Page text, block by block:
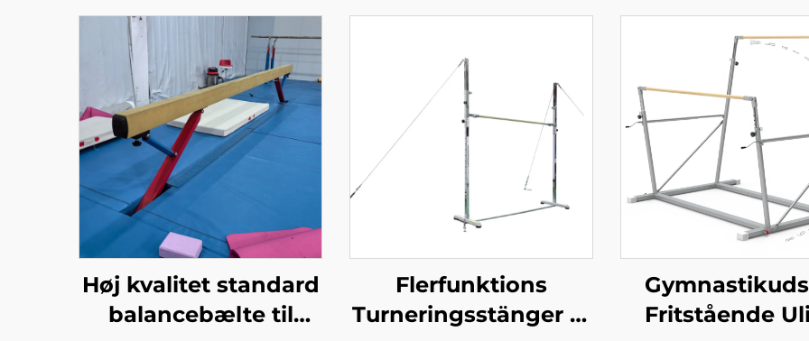
Høj kvalitet standard
balancebælte til
Flerfunktions
Turneringsstänger til
Fritstående